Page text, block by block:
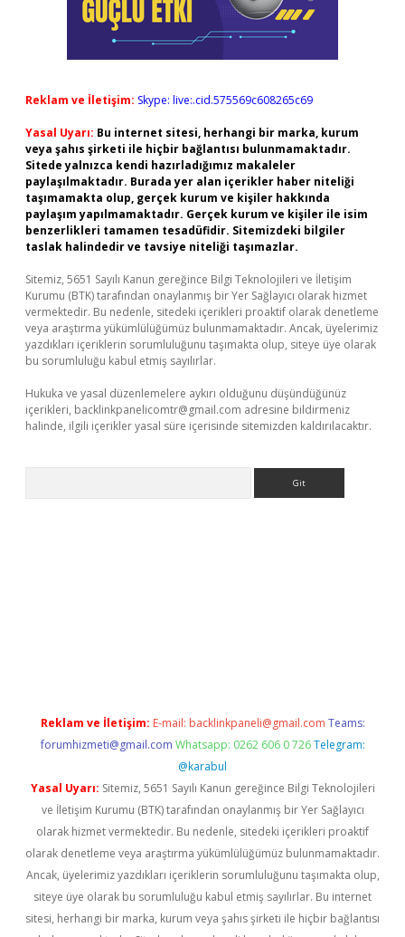
Reklam ve İletişim: Skype: live:.cid.575569c608265c69
Yasal Uyarı: Bu internet sitesi, herhangi bir marka, kurum
veya şahıs şirketi ile hiçbir bağlantısı bulunmamaktadır.
Sitede yalnızca kendi hazırladığımız makaleler
paylaşılmaktadır. Burada yer alan içerikler haber niteliği
taşımamakta olup, gerçek kurum ve kişiler hakkında
paylaşım yapılmamaktadır. Gerçek kurum ve kişiler ile isim
benzerlikleri tamamen tesadüfidir. Sitemizdeki bilgiler
taslak halindedir ve tavsiye niteliği taşımazlar.
Sitemiz, 5651 Sayılı Kanun gereğince Bilgi Teknolojileri ve İletişim
Kurumu (BTK) tarafından onaylanmış bir Yer Sağlayıcı olarak hizmet
vermektedir. Bu nedenle, sitedeki içerikleri proaktif olarak denetleme
veya araştırma yükümlülüğümüz bulunmamaktadır. Ancak, üyelerimiz
yazdıkları içeriklerin sorumluluğunu taşımakta olup, siteye üye olarak
bu sorumluluğu kabul etmiş sayılırlar.
Hukuka ve yasal düzenlemelere aykırı olduğunu düşündüğünüz
içerikleri, backlinkpanelicomtr@gmail.com adresine bildirmeniz
halinde, ilgili içerikler yasal süre içerisinde sitemizden kaldırılacaktır.
Reklam ve İletişim: E-mail: backlinkpaneli@gmail.com Teams:
forumhizmeti@gmail.com Whatsapp: 0262 606 0 726 Telegram:
@karabul
Yasal Uyarı: Sitemiz, 5651 Sayılı Kanun gereğince Bilgi Teknolojileri
ve İletişim Kurumu (BTK) tarafından onaylanmış bir Yer Sağlayıcı
olarak hizmet vermektedir. Bu nedenle, sitedeki içerikleri proaktif
olarak denetleme veya araştırma yükümlülüğümüz bulunmamaktadır.
Ancak, üyelerimiz yazdıkları içeriklerin sorumluluğunu taşımakta olup,
siteye üye olarak bu sorumluluğu kabul etmiş sayılırlar. Bu internet
sitesi, herhangi bir marka, kurum veya şahıs şirketi ile hiçbir bağlantısı